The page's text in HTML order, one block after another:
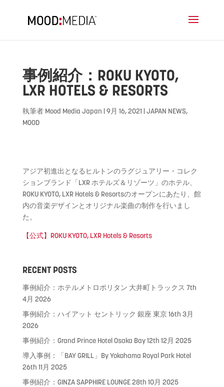
事例紹介：ROKU KYOTO,
LXR HOTELS & RESORTS
執筆者 Mood Media Japan |9月 16, 2021 |JAPAN NEWS,
MOOD
アジア初進出となるヒルトンのラグジュアリー・コレク
ションブランド「LXR ホテルズ＆リゾーツ」のホテル、
ROKU KYOTO, LXR Hotels & Resortsのオープンにあたり、館
内の音楽デザインとオリジナル楽曲の制作を行いまし
た。
【公式】ROKU KYOTO, LXR Hotels & Resorts
RECENT POSTS
事例紹介：ホテルメトロポリタン 大井町トラックス 7th
4月 2026
事例紹介：ハイアット セントリック 銀座 東京16th 3月
2026
事例紹介：Grand Prince Hotel Osaka Bay12th 12月 2025
導入事例：「BAY GRILL」By Yokohama Royal Park Hotel
26th 11月 2025
事例紹介：GINZA SAPPHIRE LOUNGE28th 10月 2025